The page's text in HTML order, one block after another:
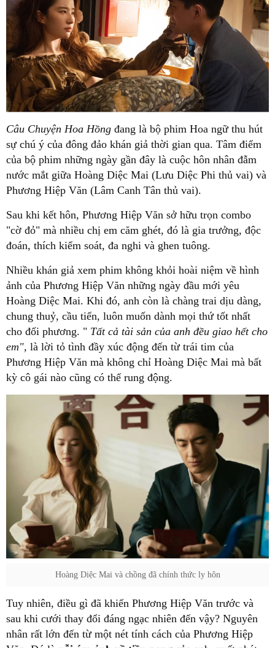
Câu Chuyện Hoa Hồng đang là bộ phim Hoa ngữ thu hút
sự chú ý của đông đảo khán giả thời gian qua. Tâm điểm
của bộ phim những ngày gần đây là cuộc hôn nhân đẫm
nước mắt giữa Hoàng Diệc Mai (Lưu Diệc Phi thủ vai) và
Phương Hiệp Văn (Lâm Canh Tân thủ vai).
Sau khi kết hôn, Phương Hiệp Văn sở hữu trọn combo
"cờ đỏ" mà nhiều chị em căm ghét, đó là gia trưởng, độc
đoán, thích kiểm soát, đa nghi và ghen tuông.
Nhiều khán giả xem phim không khỏi hoài niệm về hình
ảnh của Phương Hiệp Văn những ngày đầu mới yêu
Hoàng Diệc Mai. Khi đó, anh còn là chàng trai dịu dàng,
chung thuỷ, cầu tiến, luôn muốn dành mọi thứ tốt nhất
cho đối phương. " Tất cả tài sản của anh đều giao hết cho
em", là lời tỏ tình đầy xúc động đến từ trái tim của
Phương Hiệp Văn mà không chỉ Hoàng Diệc Mai mà bất
kỳ cô gái nào cũng có thể rung động.
Hoàng Diệc Mai và chồng đã chính thức ly hôn
Tuy nhiên, điều gì đã khiến Phương Hiệp Văn trước và
sau khi cưới thay đổi đáng ngạc nhiên đến vậy? Nguyên
nhân rất lớn đến từ một nét tính cách của Phương Hiệp